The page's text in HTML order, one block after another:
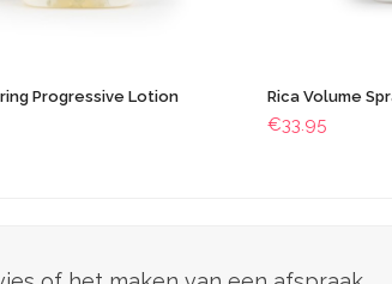
Progressive Lotion Rica Volume
€33.95